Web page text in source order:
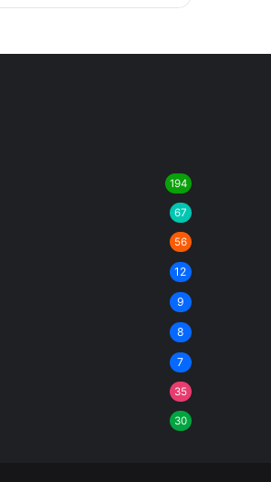
194
67
56
12
9
8
7
35
30